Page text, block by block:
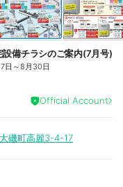
設備チラシのご案内(7月号)
日 ～8月30日
Official Account
磯町高麗3-4-17